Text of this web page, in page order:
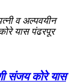
व अल्पवयीन
यास पंढरपूर
संजय कोरे यास